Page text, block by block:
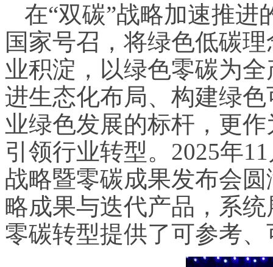
在“双碳”战略加速推进
国家号召，将绿色低碳
业积淀，以绿色零碳为
进生态化布局、构建绿
业绿色发展的标杆，更
引领行业转型。2025年
战略暨零碳成果发布会
略成果与迭代产品，系
零碳转型提供了可参考